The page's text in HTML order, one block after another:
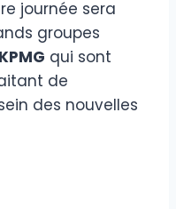
journée sera
groupes
qui sont
de
des nouvelles